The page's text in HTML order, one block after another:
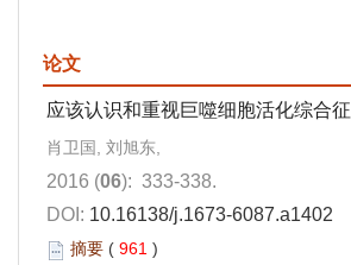
论文
应该认识和重视巨噬细胞活化综合征
肖卫国, 刘旭东,
2016 (06): 333-338.
DOI: 10.16138/j.1673-6087.a1402
摘要 ( 961 )